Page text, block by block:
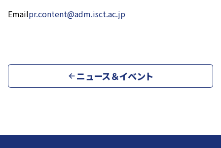
Emailpr.content@adm.isct.ac.jp
ニュース＆イベント